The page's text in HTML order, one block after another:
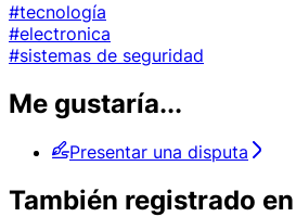
#tecnología
#electronica
#sistemas de seguridad
Me gustaría...
Presentar una disputa
También registrado en